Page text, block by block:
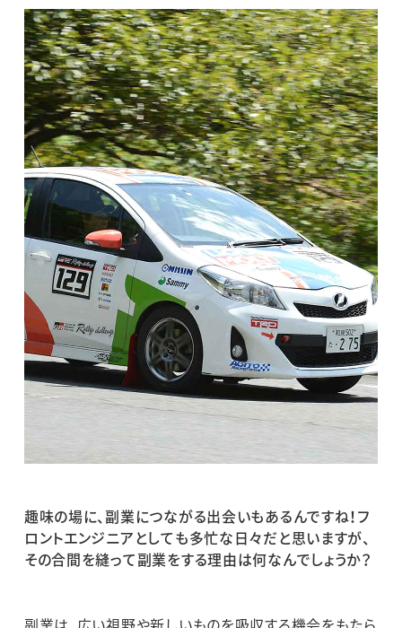
趣味の場に、副業につながる出会いもあるんですね！フ
ロントエンジニアとしても多忙な日々だと思いますが、
その合間を縫って副業をする理由は何なんでしょうか？